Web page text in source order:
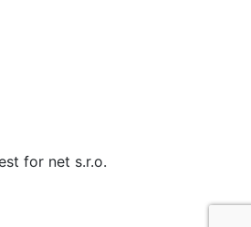
for net s.r.o.